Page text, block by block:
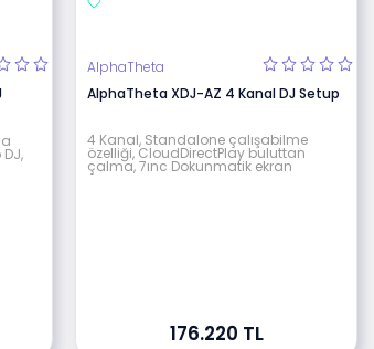
AlphaTheta
AlphaTheta XDJ-AZ 4 Kanal DJ Setup
4 Kanal, Standalone çalışabilme
özelliği, CloudDirectPlay buluttan
çalma, 7ınc Dokunmatik ekran
176.220 TL